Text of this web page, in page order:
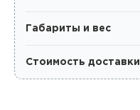
Габариты и вес
Стоимость доставки